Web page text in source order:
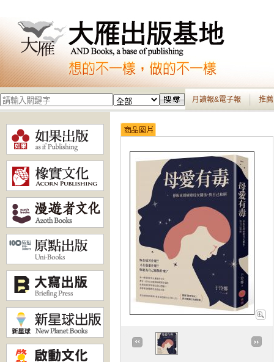
月讀報&電子報 推